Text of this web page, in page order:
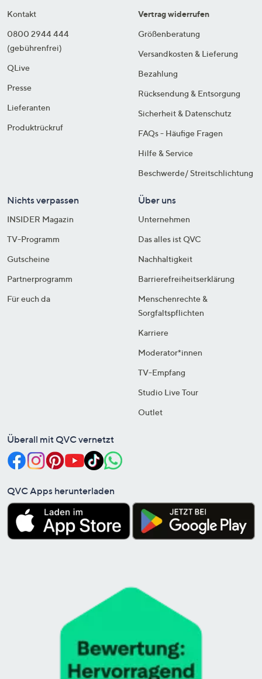
Kontakt
0800 2944 444
(gebührenfrei)
QLive
Presse
Lieferanten
Produktrückruf
Vertrag widerrufen
Größenberatung
Versandkosten & Lieferung
Bezahlung
Rücksendung & Entsorgung
Sicherheit & Datenschutz
FAQs - Häufige Fragen
Hilfe & Service
Beschwerde/ Streitschlichtung
Nichts verpassen
INSIDER Magazin
TV-Programm
Gutscheine
Partnerprogramm
Für euch da
Über uns
Unternehmen
Das alles ist QVC
Nachhaltigkeit
Barrierefreiheitserklärung
Menschenrechte &
Sorgfaltspflichten
Karriere
Moderator*innen
TV-Empfang
Studio Live Tour
Outlet
Überall mit QVC vernetzt
QVC Apps herunterladen